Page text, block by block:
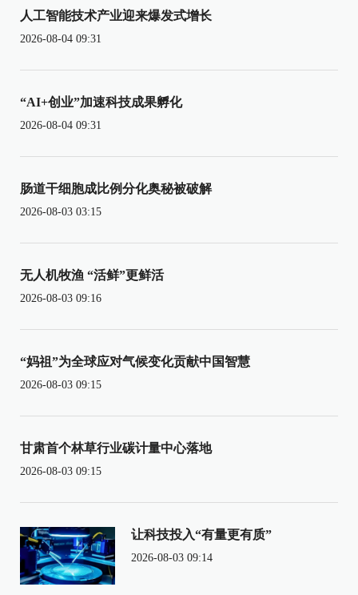
人工智能技术产业迎来爆发式增长
2026-08-04 09:31
“AI+创业”加速科技成果孵化
2026-08-04 09:31
肠道干细胞成比例分化奥秘被破解
2026-08-03 03:15
无人机牧渔 “活鲜”更鲜活
2026-08-03 09:16
“妈祖”为全球应对气候变化贡献中国智慧
2026-08-03 09:15
甘肃首个林草行业碳计量中心落地
2026-08-03 09:15
让科技投入“有量更有质”
2026-08-03 09:14